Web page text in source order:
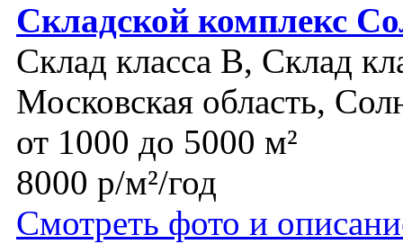
Складской комплекс
Склад класса B, Склад
Московская область,
от 1000 до 5000 м²
8000 р/м²/год
Смотреть фото и